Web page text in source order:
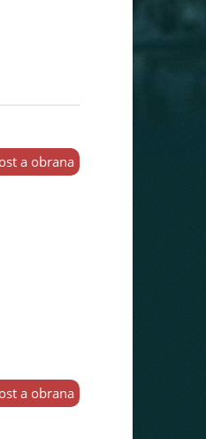
a obrana
a obrana